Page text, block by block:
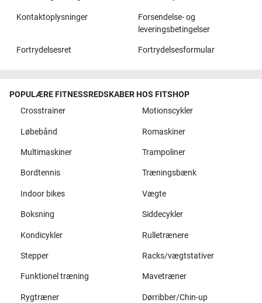
Kontaktoplysninger
Forsendelse- og
leveringsbetingelser
Fortrydelsesret Fortrydelsesformular
POPULÆRE FITNESSREDSKABER HOS FITSHOP
Crosstrainer
Motionscykler
Løbebånd Romaskiner
Multimaskiner Trampoliner
Bordtennis Træningsbænk
Indoor bikes Vægte
Boksning Siddecykler
Kondicykler Rulletrænere
Stepper Racks/vægtstativer
Funktionel træning Mavetræner
Rygtræner Dørribber/Chin-up